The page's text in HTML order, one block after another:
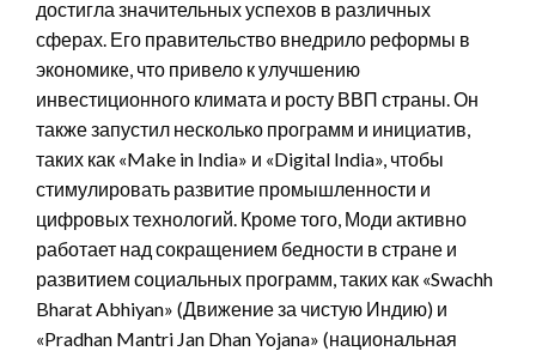
достигла значительных успехов в различных
сферах. Его правительство внедрило реформы в
экономике, что привело к улучшению
инвестиционного климата и росту ВВП страны. Он
также запустил несколько программ и инициатив,
таких как «Make in India» и «Digital India», чтобы
стимулировать развитие промышленности и
цифровых технологий. Кроме того, Моди активно
работает над сокращением бедности в стране и
развитием социальных программ, таких как «Swachh
Bharat Abhiyan» (Движение за чистую Индию) и
«Pradhan Mantri Jan Dhan Yojana» (национальная